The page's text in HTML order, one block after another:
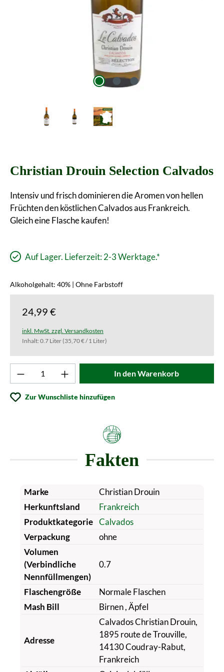
Christian Drouin Selection Calvados
Intensiv und frisch dominieren die Aromen von hellen
Früchten den köstlichen Calvados aus Frankreich.
Gleich eine Flasche kaufen!
Auf Lager. Lieferzeit: 2-3 Werktage.*
Alkoholgehalt: 40% | Ohne Farbstoff
24,99 €
inkl. MwSt. zzgl. Versandkosten
Inhalt: 0.7 Liter(35,70 € / 1 Liter)
Produkt Anzahl: Gib den gewünschten
In den Warenkorb
Zur Wunschliste hinzufügen
Fakten
Marke
Christian Drouin
Herkunftsland
Frankreich
Produktkategorie Calvados
Verpackung
ohne
Volumen
(Verbindliche
Nennfüllmengen)
0.7
Flaschengröße
Normale Flaschen
Mash Bill
Birnen, Äpfel
Adresse
Calvados Christian Drouin,
1895 route de Trouville,
14130 Coudray-Rabut,
Frankreich